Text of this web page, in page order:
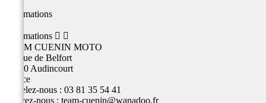
Informations
Informations  
TEAM CUENIN MOTO
26 Rue de Belfort
25400 Audincourt
France
Appelez-nous : 03 81 35 54 41
Écrivez-nous : team-cuenin@wanadoo.fr